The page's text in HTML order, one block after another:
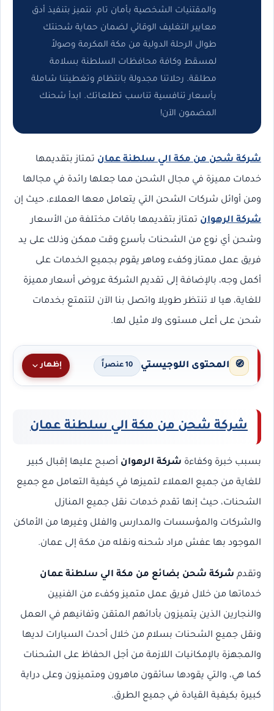
والمقتنيات الشخصية بأمان تام. نتميز بتنفيذ أدق
معايير التغليف الوقائي لضمان حماية شحنتك
طوال الرحلة الدولية من مكة المكرمة وصولاً
لمسقط وكافة محافظات السلطنة بسلامة
مطلقة. رحلاتنا مجدولة بانتظام وتغطيتنا شاملة
بأسعار تنافسية تناسب تطلعاتك. ابدأ شحنك
المضمون الآن!
شركة شحن من مكة الي سلطنة عمان تمتاز بتقديمها
خدمات مميزة في مجال الشحن مما جعلها رائدة في مجالها
ومن أوائل شركات الشحن التي يتعامل معها العملاء، حيث إن
شركة الرهوان تمتاز بتقديمها باقات مختلفة من الأسعار
وشحن أي نوع من الشحنات بأسرع وقت ممكن وذلك على يد
فريق عمل ممتاز وكفء وماهر يقوم بجميع الخدمات على
أكمل وجه، بالإضافة إلى تقديم الشركة عروض أسعار مميزة
للغاية، هيا لا تنتظر طويلا واتصل بنا الآن لتتمتع بخدمات
شحن على أعلى مستوى ولا مثيل لها.
🧭 المحتوى اللوجيستي 10 عنصراً إظهار
شركة شحن من مكة الي سلطنة عمان
بسبب خبرة وكفاءة شركة الرهوان أصبح عليها إقبال كبير
للغاية من جميع العملاء لتميزها في كيفية التعامل مع جميع
الشحنات، حيث إنها تقدم خدمات نقل جميع المنازل
والشركات والمؤسسات والمدارس والفلل وغيرها من الأماكن
الموجود بها عفش مراد شحنه ونقله من مكة إلى عمان.
وتقدم شركة شحن بضائع من مكة الي سلطنة عمان
خدماتها من خلال فريق عمل متميز وكفء من الفنيين
والنجارين الذين يتميزون بأدائهم المتقن وتفانيهم في العمل
ونقل جميع الشحنات بسلام من خلال أحدث السيارات لديها
والمجهزة بالإمكانيات اللازمة من أجل الحفاظ على الشحنات
كما هي، والتي يقودها سائقون ماهرون ومتميزون وعلى دراية
كبيرة بكيفية القيادة في جميع الطرق.